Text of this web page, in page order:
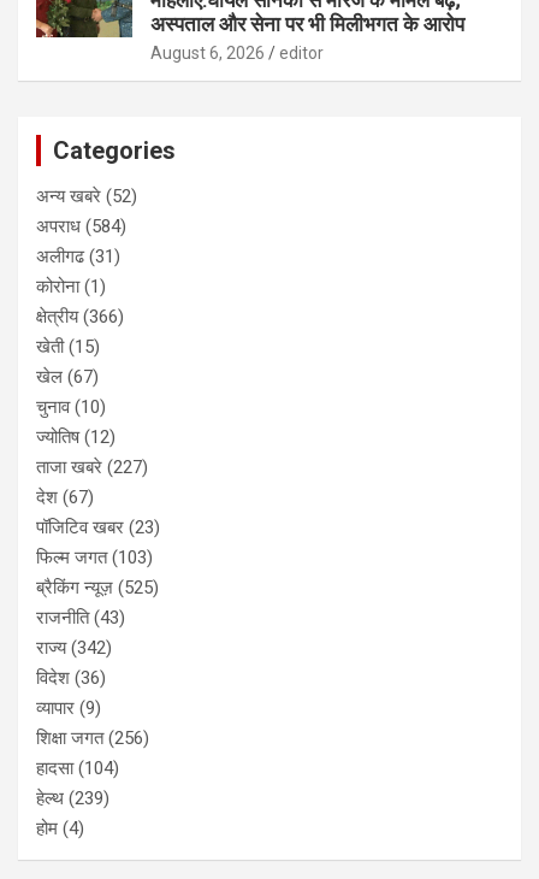
अस्पताल और सेना पर भी मिलीभगत के आरोप
August 6, 2026 editor
Categories
अन्य खबरे (52)
अपराध (584)
अलीगढ(31)
कोरोना(1)
क्षेत्रीय(366)
खेती(15)
खेल (67)
चुनाव(10)
ज्योतिष(12)
ताजा खबरे (227)
देश (67)
पॉजिटिव खबर (23)
फिल्म जगत(103)
ब्रैकिंग न्यूज़ (525)
राजनीति(43)
राज्य(342)
विदेश (36)
व्यापार (9)
शिक्षा जगत(256)
हादसा(104)
हेल्थ (239)
होम (4)